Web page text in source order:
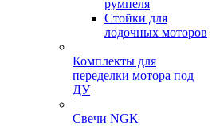
румпеля
Стойки для
лодочных моторов
Комплекты для
переделки мотора под
ДУ
Свечи NGK